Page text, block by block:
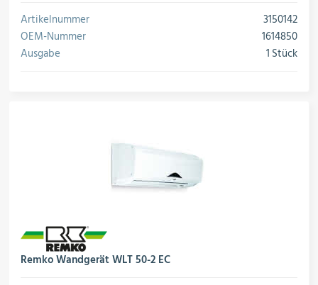
Artikelnummer
3150142
OEM-Nummer
1614850
Ausgabe
1 Stück
Remko Wandgerät WLT 50-2 EC